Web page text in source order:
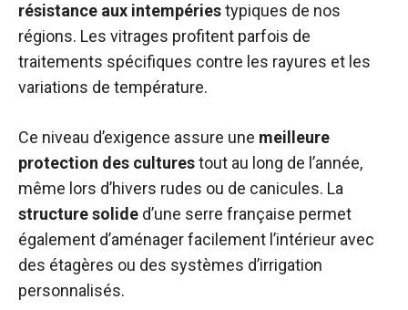
résistance aux intempériestypiques de nos
régions. Les vitrages profitent parfois de
traitements spécifiques contre les rayures et les
variations de température.
Ce niveau d’exigence assure une meilleure
protection des culturestout au long de l’année,
même lors d’hivers rudes ou de canicules. La
structure solide d’une serre française permet
également d’aménager facilement l’intérieur avec
des étagères ou des systèmes d’irrigation
personnalisés.